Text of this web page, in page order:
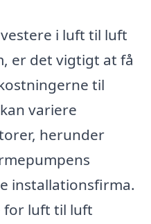
i luft til luft
er det vigtigt at få
til
variere
herunder
installationsfirma.
for luft til luft